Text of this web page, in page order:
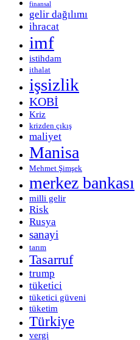
finansal
gelir dağılımı
ihracat
imf
istihdam
ithalat
işsizlik
KOBİ
Kriz
krizden çıkış
maliyet
Manisa
Mehmet Şimşek
merkez bankası
milli gelir
Risk
Rusya
sanayi
tarım
Tasarruf
trump
tüketici
tüketici güveni
tüketim
Türkiye
vergi